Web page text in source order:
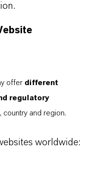
offer different
regulatory
country and region.
worldwide: